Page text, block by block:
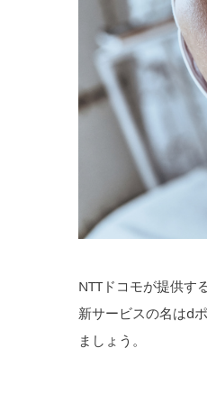
NTTドコモが提供す
新サービスの名はd
ましょう。